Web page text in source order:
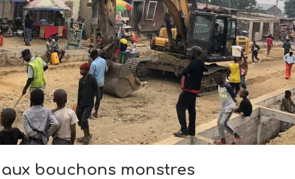
aux bouchons monstres